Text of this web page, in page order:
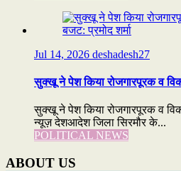
Jul 14, 2026 deshadesh27
सुक्खू ने पेश किया रोजगारपूरक व
सुक्खू ने पेश किया रोजगारपूरक व
न्यूज़ देशआदेश जिला सिरमौर के...
POLITICAL NEWS
ABOUT US